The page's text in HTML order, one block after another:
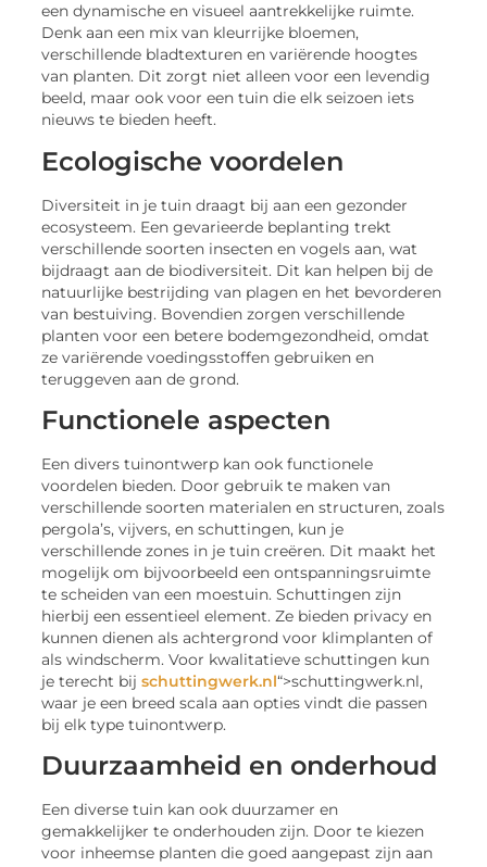
een dynamische en visueel aantrekkelijke ruimte.
Denk aan een mix van kleurrijke bloemen,
verschillende bladtexturen en variërende hoogtes
van planten. Dit zorgt niet alleen voor een levendig
beeld, maar ook voor een tuin die elk seizoen iets
nieuws te bieden heeft.
Ecologische voordelen
Diversiteit in je tuin draagt bij aan een gezonder
ecosysteem. Een gevarieerde beplanting trekt
verschillende soorten insecten en vogels aan, wat
bijdraagt aan de biodiversiteit. Dit kan helpen bij de
natuurlijke bestrijding van plagen en het bevorderen
van bestuiving. Bovendien zorgen verschillende
planten voor een betere bodemgezondheid, omdat
ze variërende voedingsstoffen gebruiken en
teruggeven aan de grond.
Functionele aspecten
Een divers tuinontwerp kan ook functionele
voordelen bieden. Door gebruik te maken van
verschillende soorten materialen en structuren, zoals
pergola’s, vijvers, en schuttingen, kun je
verschillende zones in je tuin creëren. Dit maakt het
mogelijk om bijvoorbeeld een ontspanningsruimte
te scheiden van een moestuin. Schuttingen zijn
hierbij een essentieel element. Ze bieden privacy en
kunnen dienen als achtergrond voor klimplanten of
als windscherm. Voor kwalitatieve schuttingen kun
je terecht bijschuttingwerk.nl“>schuttingwerk.nl,
waar je een breed scala aan opties vindt die passen
bij elk type tuinontwerp.
Duurzaamheid en onderhoud
Een diverse tuin kan ook duurzamer en
gemakkelijker te onderhouden zijn. Door te kiezen
voor inheemse planten die goed aangepast zijn aan